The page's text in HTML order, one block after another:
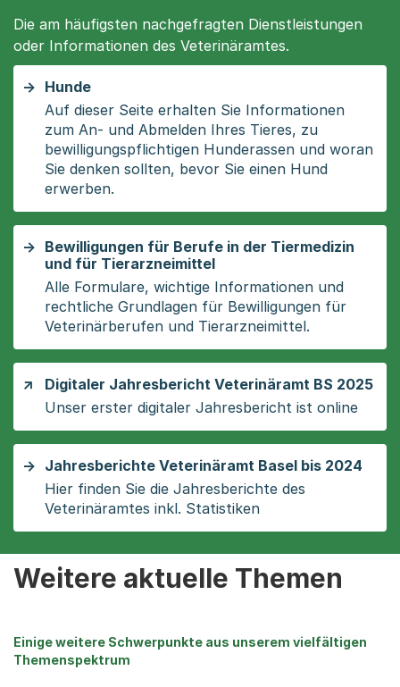
Die am häufigsten nachgefragten Dienstleistungen
oder Informationen des Veterinäramtes.
Hunde
Auf dieser Seite erhalten Sie Informationen
zum An- und Abmelden Ihres Tieres, zu
bewilligungspflichtigen Hunderassen und woran
Sie denken sollten, bevor Sie einen Hund
erwerben.
Bewilligungen für Berufe in der Tiermedizin
und für Tierarzneimittel
Alle Formulare, wichtige Informationen und
rechtliche Grundlagen für Bewilligungen für
Veterinärberufen und Tierarzneimittel.
Digitaler Jahresbericht Veterinäramt BS 2025
Unser erster digitaler Jahresbericht ist online
Jahresberichte Veterinäramt Basel bis 2024
Hier finden Sie die Jahresberichte des
Veterinäramtes inkl. Statistiken
Weitere aktuelle Themen
Einige weitere Schwerpunkte aus unserem vielfältigen
Themenspektrum